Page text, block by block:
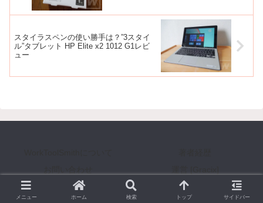
スタイラスペンの使い勝手は？”3スタイ
ル”タブレット HP Elite x2 1012 G1レビ
ュー
Copyright © 2008-2026 WorkToolSmith [ワークツールスミス] All Rights Reserved.
メニュー ホーム 検索 トップ サイドバー